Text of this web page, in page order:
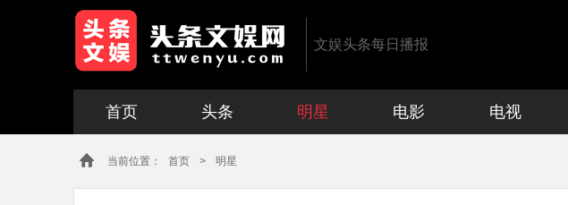
文娱头条每日播报
首页 头条 明星 电影 电视
当前位置： 首页 > 明星